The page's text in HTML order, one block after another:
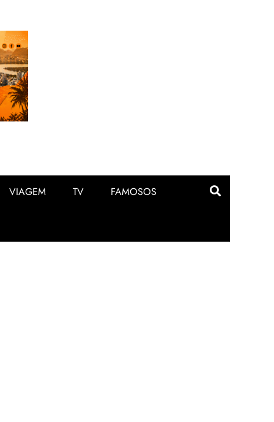
VIAGEM TV FAMOSOS